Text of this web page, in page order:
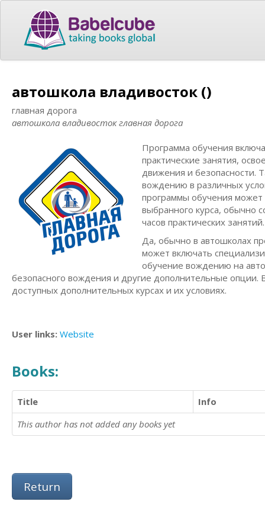
автошкола владивосток ()
главная дорога
автошкола владивосток главная дорога
Программа обучения
практические занятия,
движения и безопасности.
вождению в различных
программы обучения может
выбранного курса, обычно
часов практических занятий.
Да, обычно в автошколах
может включать
обучение вождению на
безопасного вождения и другие дополнительные опции.
доступных дополнительных курсах и их условиях.
User links: Website
Books:
Title
Info
This author has not added any books yet
Return